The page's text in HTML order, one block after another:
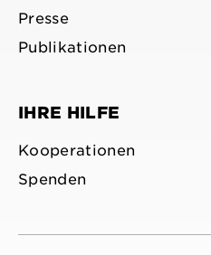
Presse
Publikationen
IHRE HILFE
Kooperationen
Spenden